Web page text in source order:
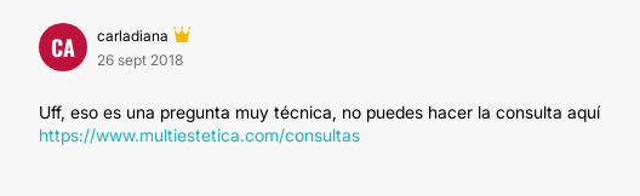
CA
carladiana
26 sept 2018
Uff, eso es una pregunta muy técnica, no puedes hacer la consulta aquí
https://www.multiestetica.com/consultas